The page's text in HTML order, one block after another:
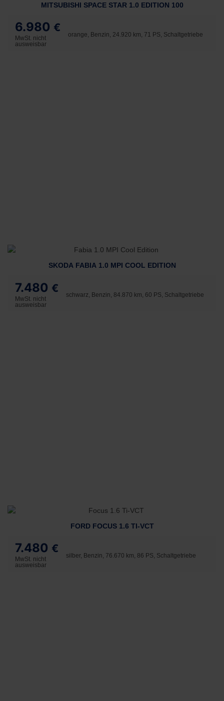
MITSUBISHI SPACE STAR 1.0 EDITION 100
6.980 €
MwSt. nicht
ausweisbar
orange, Benzin, 24.920 km, 71 PS, Schaltgetriebe
SKODA FABIA 1.0 MPI COOL EDITION
7.480 €
MwSt. nicht
ausweisbar
schwarz, Benzin, 84.870 km, 60 PS, Schaltgetriebe
FORD FOCUS 1.6 TI-VCT
7.480 €
MwSt. nicht
ausweisbar
silber, Benzin, 76.670 km, 86 PS, Schaltgetriebe